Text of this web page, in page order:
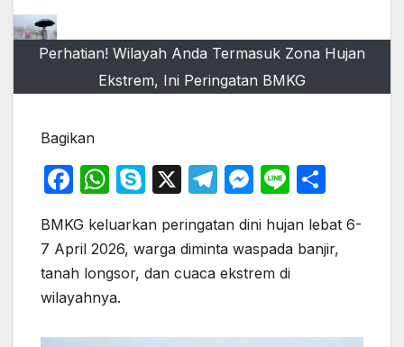
Perhatian! Wilayah Anda Termasuk Zona Hujan
Ekstrem, Ini Peringatan BMKG
Bagikan
F
c
e
b
W
at
s
A
S
y
p
X
T
e
gr
M
s
s
Li
e ar
e
BMKG keluarkan peringatan dini hujan lebat 6-
7 April 2026, warga diminta waspada banjir,
tanah longsor, dan cuaca ekstrem di
wilayahnya.